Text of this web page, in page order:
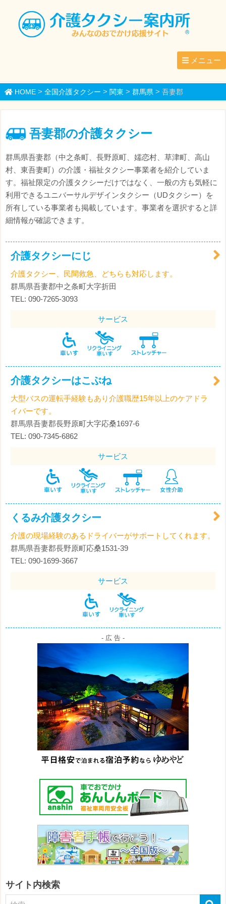
メニュー
HOME> 全国介護タクシー > 関東 > 群馬県> 吾妻郡
吾妻郡の介護タクシー
群馬県吾妻郡（中之条町、長野原町、嬬恋村、草津町、高山
村、東吾妻町）の介護・福祉タクシー事業者を紹介していま
す。福祉限定の介護タクシーだけではなく、一般の方も気軽に
利用できるユニバーサルデザインタクシー（UDタクシー）を
所有している事業者も掲載しています。事業者を選択すると詳
細情報が確認できます。
介護タクシーにじ
介護タクシー、民間救急、どちらも対応します。
群馬県吾妻郡中之条町大字折田
TEL: 090-7265-3093
サービス
介護タクシーはこぶね
大型バスの運転手経験もあり介護職歴15年以上のケアドラ
イバーです。
群馬県吾妻郡長野原町大字応桑1697-6
TEL: 090-7345-6862
サービス
くるみ介護タクシー
介護の現場経験のあるドライバーがサポートしてくれます。
群馬県吾妻郡長野原町応桑1531-39
TEL: 090-1699-3667
サービス
- 広 告 -
サイト内検索